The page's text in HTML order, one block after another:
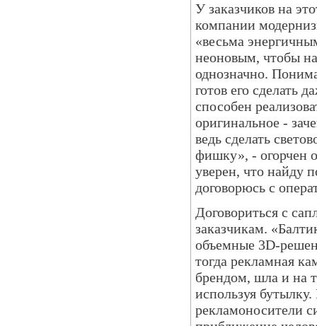
У заказчиков на
компании
«весьма
неоновым, чтобы
однозначно.
готов его сделать
способен
оригинальное -
ведь сделать
фишку», - огорчен
уверен, что найду
договорюсь с
Договориться с
заказчикам.
объемные 3D-
тогда рекламная
брендом, шла и на
используя
рекламоносители